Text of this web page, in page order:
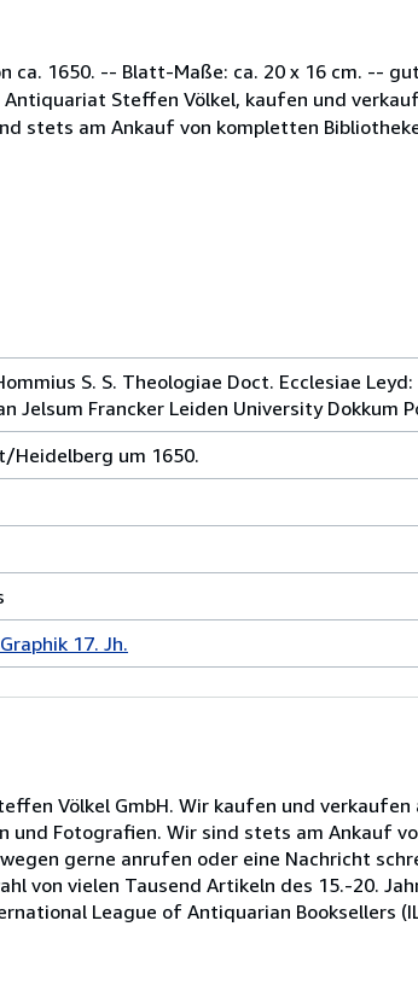
ca. 1650. -- Blatt-Maße: ca. 20 x 16 cm. --
Steffen Völkel, kaufen und
stets am Ankauf von kompletten
S. S. Theologiae Doct. Ecclesiae
Jelsum Francker Leiden University Dokkum
Heidelberg um 1650.
17. Jh.
Völkel GmbH. Wir kaufen und
und Fotografien. Wir sind stets am Ankauf
gerne anrufen oder eine Nachricht
von vielen Tausend Artikeln des 15.-20.
League of Antiquarian Booksellers